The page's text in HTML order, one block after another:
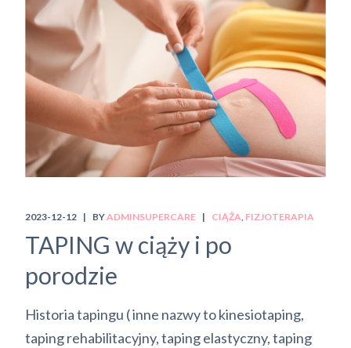
2023-12-12 BYADMINSUPERCARE CIĄŻA FIZJOTERAPIA
TAPING w ciąży i po
porodzie
Historia tapingu ( inne nazwy to kinesiotaping,
taping rehabilitacyjny, taping elastyczny, taping